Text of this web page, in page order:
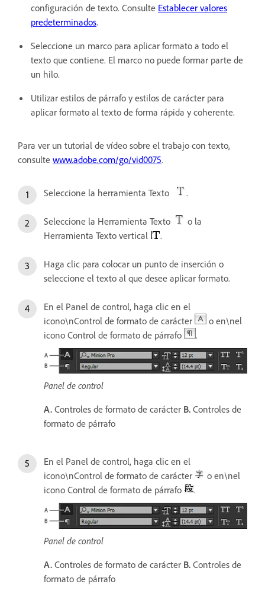
configuración de texto. Consulte Establecer valores
predeterminados.
Seleccione un marco para aplicar formato a todo el
texto que contiene. El marco no puede formar parte de
un hilo.
Utilizar estilos de párrafo y estilos de carácter para
aplicar formato al texto de forma rápida y coherente.
Para ver un tutorial de vídeo sobre el trabajo con texto,
consulte www.adobe.com/go/vid0075.
Seleccione la herramienta Texto .
Seleccione la Herramienta Texto
o la
Herramienta Texto vertical
.
Haga clic para colocar un punto de inserción o
seleccione el texto al que desee aplicar formato.
En el Panel de control, haga clic en el
icono\nControl de formato de carácter
o en\nel
icono Control de formato de párrafo
.
Panel de control
A. Controles de formato de carácter B. Controles de
formato de párrafo
En el Panel de control, haga clic en el
icono\nControl de formato de carácter
o en\nel
icono Control de formato de párrafo
.
Panel de control
A. Controles de formato de carácter B. Controles de
formato de párrafo